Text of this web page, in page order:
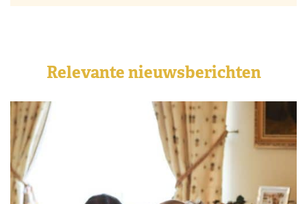
Relevante nieuwsberichten